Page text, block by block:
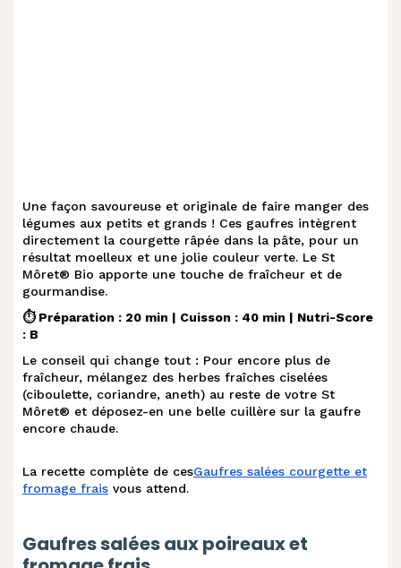
Une façon savoureuse et originale de faire manger des
légumes aux petits et grands ! Ces gaufres intègrent
directement la courgette râpée dans la pâte, pour un
résultat moelleux et une jolie couleur verte. Le St
Môret® Bio apporte une touche de fraîcheur et de
gourmandise.
⏱️ Préparation : 20 min | Cuisson : 40 min | Nutri-Score
: B
Le conseil qui change tout : Pour encore plus de
fraîcheur, mélangez des herbes fraîches ciselées
(ciboulette, coriandre, aneth) au reste de votre St
Môret® et déposez-en une belle cuillère sur la gaufre
encore chaude.
La recette complète de cesGaufres salées courgette et
fromage frais vous attend.
Gaufres salées aux poireaux et